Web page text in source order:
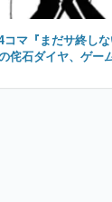
コマ『まだサ終し
侘石ダイヤ、ゲ